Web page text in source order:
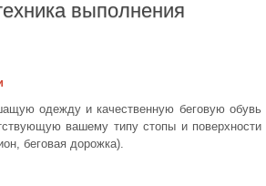
выполнения
одежду и качественную беговую обувь
вашему типу стопы и поверхности
беговая дорожка).